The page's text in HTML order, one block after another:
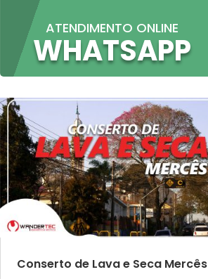
ATENDIMENTO ONLINE
WHATSAPP
Conserto de Lava e Seca Mercês